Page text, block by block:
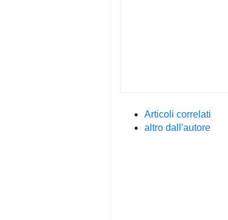
Articoli correlati
altro dall'autore